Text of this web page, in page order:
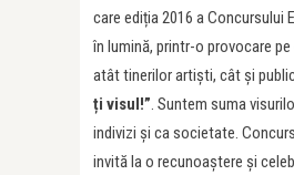
care ediția 2016 a Concursului
în lumină, printr-o provocare
atât tinerilor artiști, cât și
ți visul!”. Suntem suma
indivizi și ca societate.
invită la o recunoaștere și